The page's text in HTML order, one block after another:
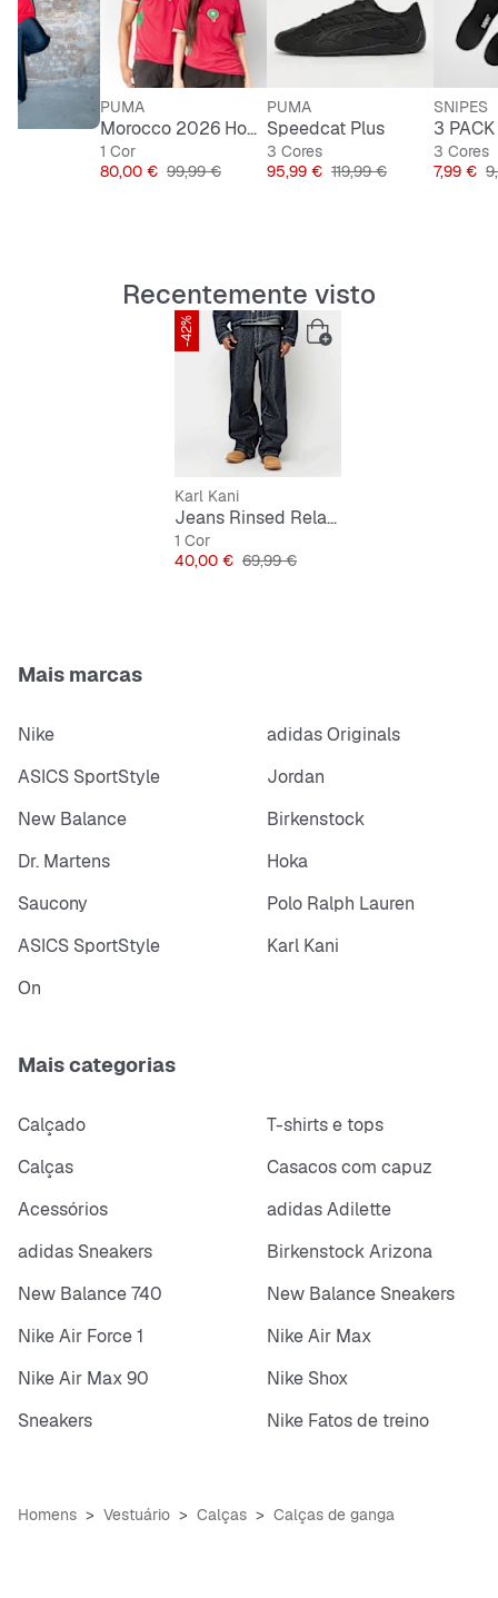
PUMA
Morocco 2026 Home Jersey
1 Cor
Preço
80,00 € Preço original
99,99 €
PUMA
Speedcat Plus
3 Cores
Preço
95,99 € Preço original
119,99 €
SNIPES
3 Cores
Preço
7,99 €
Recentemente visto
-42%
Karl Kani
Jeans Rinsed Relaxed Baggy Jeans
1 Cor
Preço
40,00 € Preço original
69,99 €
Mais marcas
Nike
adidas Originals
ASICS SportStyle
Jordan
New Balance
Birkenstock
Dr. Martens
Hoka
Saucony
Polo Ralph Lauren
ASICS SportStyle
Karl Kani
On
Mais categorias
Calçado
T-shirts e tops
Calças
Casacos com capuz
Acessórios
adidas Adilette
adidas Sneakers
Birkenstock Arizona
New Balance 740
New Balance Sneakers
Nike Air Force 1
Nike Air Max
Nike Air Max 90
Nike Shox
Sneakers
Nike Fatos de treino
Homens Vestuário Calças Calças de ganga